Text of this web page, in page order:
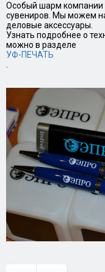
Особый шарм
сувениров. Мы можем
деловые аксессуары.
Узнать подробнее о
можно в разделе
УФ-ПЕЧАТЬ
.